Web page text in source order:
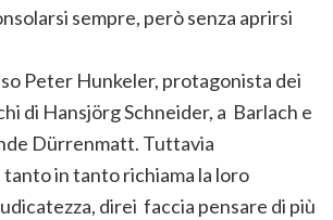
sempre, però senza aprirsi
Peter Hunkeler, protagonista dei
di Hansjörg Schneider, a Barlach e
Dürrenmatt. Tuttavia
in tanto richiama la loro
direi faccia pensare di più